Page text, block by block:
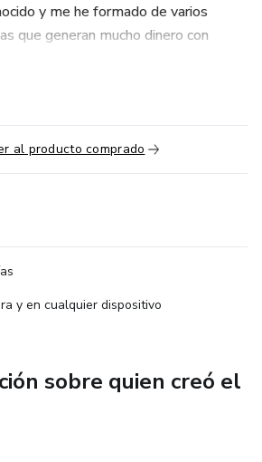
y me he formado de varios
que generan mucho dinero con
y estrategias mucho más
y formas de sacarle dinero al
o también válida de forma
está para dar a conocer todo esto y
que hago, tanto en la sesión de
York
al producto comprado
y en cualquier dispositivo
sobre quien creó el